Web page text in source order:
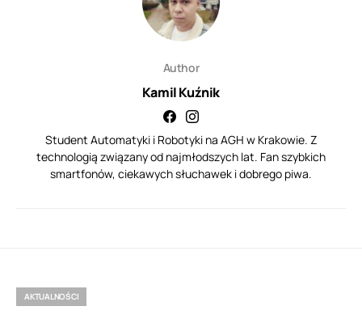
Author
Kamil Kuźnik
Student Automatyki i Robotyki na AGH w Krakowie. Z
technologią związany od najmłodszych lat. Fan szybkich
smartfonów, ciekawych słuchawek i dobrego piwa.
AKTUALNOŚCI